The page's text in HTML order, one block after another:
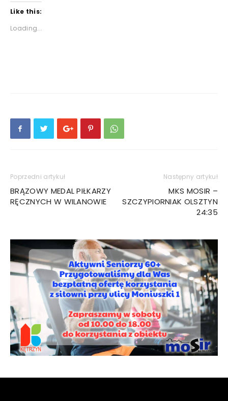
Like this:
Loading...
Poprzedni artykuł
BRĄZOWY MEDAL PIŁKARZY
RĘCZNYCH W WILANOWIE
Następny artykuł
MKS MOSIR –
SZCZYPIORNIAK OLSZTYN
24:35